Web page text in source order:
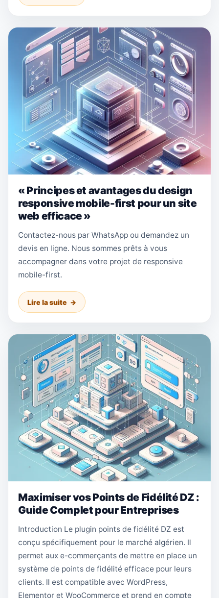
« Principes et avantages du design
responsive mobile-first pour un site
web efficace »
Contactez-nous par WhatsApp ou demandez un
devis en ligne. Nous sommes prêts à vous
accompagner dans votre projet de responsive
mobile-first.
Lire la suite
Maximiser vos Points de Fidélité DZ :
Guide Complet pour Entreprises
Introduction Le plugin points de fidélité DZ est
conçu spécifiquement pour le marché algérien. Il
permet aux e-commerçants de mettre en place un
système de points de fidélité efficace pour leurs
clients. Il est compatible avec WordPress,
Elementor et WooCommerce et prend en compte